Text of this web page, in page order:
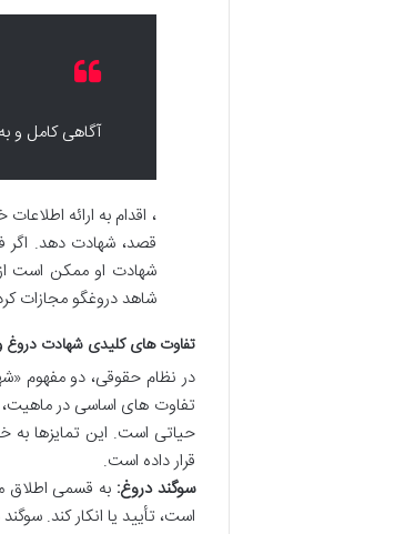
آگاهی کامل و
، اقدام به ارائه
قصد، شهادت دهد. اگر
شهادت او ممکن است از
شاهد دروغگو مجازات
تفاوت های کلیدی شهادت دروغ
در نظام حقوقی، دو مفهوم
تفاوت های اساسی در
حیاتی است. این تمایزها به
قرار داده است.
سوگند دروغ: به قسمی اطلاق
است، تأیید یا انکار کند.